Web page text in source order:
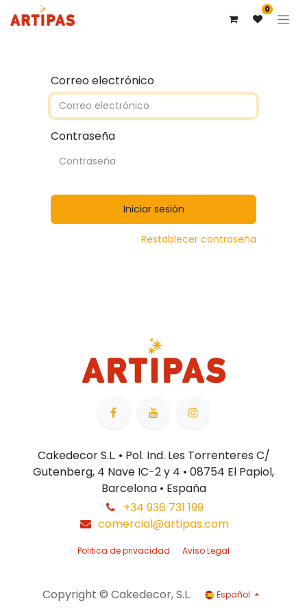
0
Correo electrónico
Contraseña
Iniciar sesión
Restablecer contraseña
Cakedecor S.L. • Pol. Ind. Les Torrenteres C/
Gutenberg, 4 Nave IC-2 y 4 • 08754 El Papiol,
Barcelona • España
+34 936 731 199
comercial@artipas.com
Politica de privacidad Aviso Legal
Copyright © Cakedecor, S.L. Español